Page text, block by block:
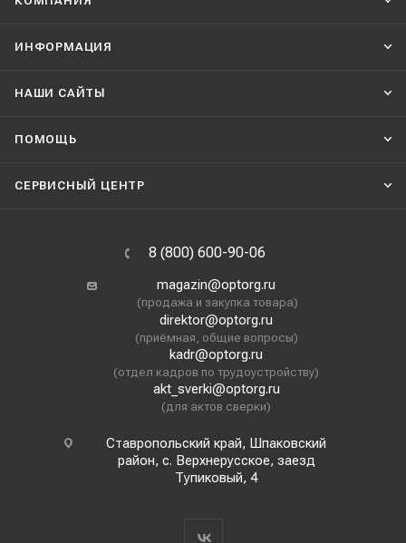
ИНФОРМАЦИЯ
НАШИ CАЙТЫ
ПОМОЩЬ
СЕРВИСНЫЙ ЦЕНТР
8 (800) 600-90-06
magazin@optorg.ru
(продажа и закупка товара)
direktor@optorg.ru
(приёмная, общие вопросы)
kadr@optorg.ru
(отдел кадров по трудоустройству)
akt_sverki@optorg.ru
(для актов сверки)
Ставропольский край, Шпаковский
район, с. Верхнерусское, заезд
Тупиковый, 4